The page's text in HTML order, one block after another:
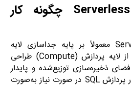
معماری Serverless SQL چگونه کار
معماری Server less SQL معمولاً بر پایه جداسازی لایه
ذخیره‌سازی (Storage) از لایه پردازش (Compute) طراحی
ذخیره‌سازی توزیع‌شده و پایدار
نگهداری می‌شوند و موتور پردازش SQL در صورت نیاز به‌صورت